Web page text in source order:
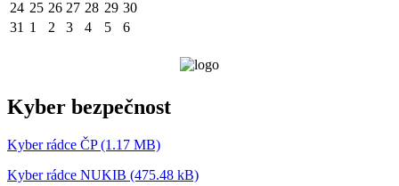
24 25 26 27 28 29 30
31 1 2 3 4 5 6
Kyber bezpečnost
Kyber rádce ČP (1.17 MB)
Kyber rádce NUKIB (475.48 kB)